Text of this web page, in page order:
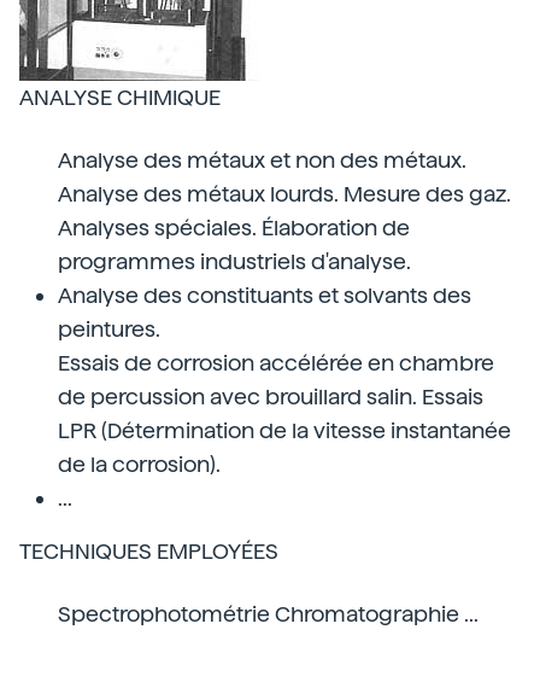
ANALYSE CHIMIQUE
Analyse des métaux et non des métaux.
Analyse des métaux lourds. Mesure des gaz.
Analyses spéciales. Élaboration de
programmes industriels d'analyse.
Analyse des constituants et solvants des
peintures.
Essais de corrosion accélérée en chambre
de percussion avec brouillard salin. Essais
LPR (Détermination de la vitesse instantanée
de la corrosion).
...
TECHNIQUES EMPLOYÉES
Spectrophotométrie Chromatographie ...